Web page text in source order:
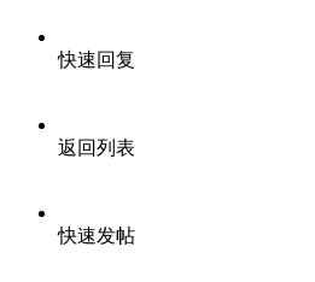
快速回复
返回列表
快速发帖